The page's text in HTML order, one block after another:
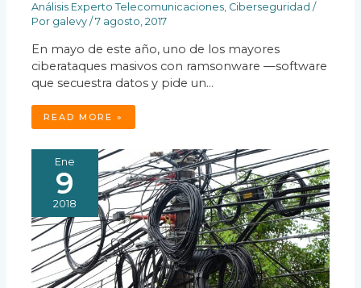
Análisis Experto Telecomunicaciones, Ciberseguridad /
Por galevy/7 agosto, 2017
En mayo de este año, uno de los mayores
ciberataques masivos con ramsonware —software
que secuestra datos y pide un…
READ MORE »
Ene
9
2018